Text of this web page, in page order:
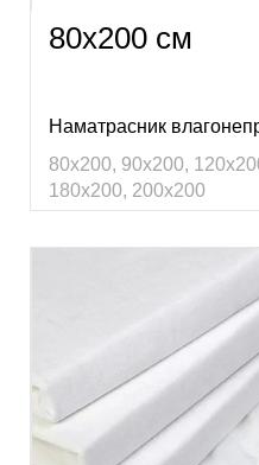
80х200 см
Наматрасник
80х200, 90х200,
180х200, 200х200